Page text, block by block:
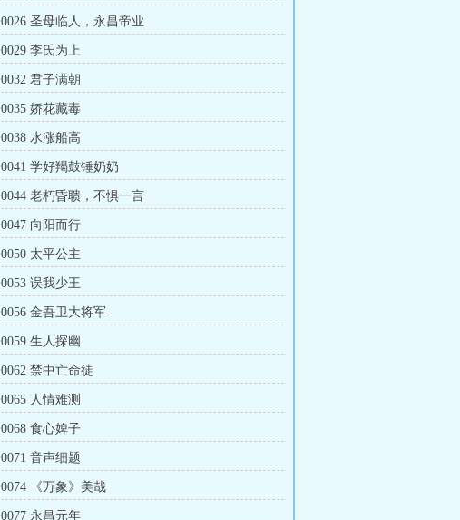
0026 圣母临人，永昌帝业
0029 李氏为上
0032 君子满朝
0035 娇花藏毒
0038 水涨船高
0041 学好羯鼓锤奶奶
0044 老朽昏聩，不惧一言
0047 向阳而行
0050 太平公主
0053 误我少王
0056 金吾卫大将军
0059 生人探幽
0062 禁中亡命徒
0065 人情难测
0068 食心婢子
0071 音声细题
0074 《万象》美哉
0077 永昌元年